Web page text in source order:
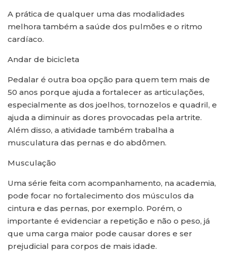
A prática de qualquer uma das modalidades
melhora também a saúde dos pulmões e o ritmo
cardíaco.
Andar de bicicleta
Pedalar é outra boa opção para quem tem mais de
50 anos porque ajuda a fortalecer as articulações,
especialmente as dos joelhos, tornozelos e quadril, e
ajuda a diminuir as dores provocadas pela artrite.
Além disso, a atividade também trabalha a
musculatura das pernas e do abdômen.
Musculação
Uma série feita com acompanhamento, na academia,
pode focar no fortalecimento dos músculos da
cintura e das pernas, por exemplo. Porém, o
importante é evidenciar a repetição e não o peso, já
que uma carga maior pode causar dores e ser
prejudicial para corpos de mais idade.